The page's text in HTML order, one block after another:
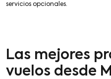
servicios opcionales.
Las mejores
vuelos desde